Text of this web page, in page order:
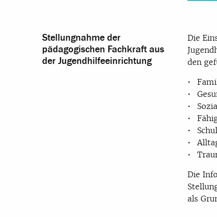
Stellungnahme der
pädagogischen Fachkraft aus
der Jugendhilfeeinrichtung
Die
den
Die
als